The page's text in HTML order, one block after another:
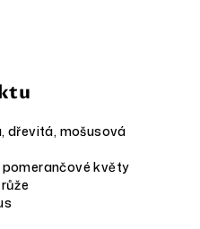
dřevitá, mošusová
květy